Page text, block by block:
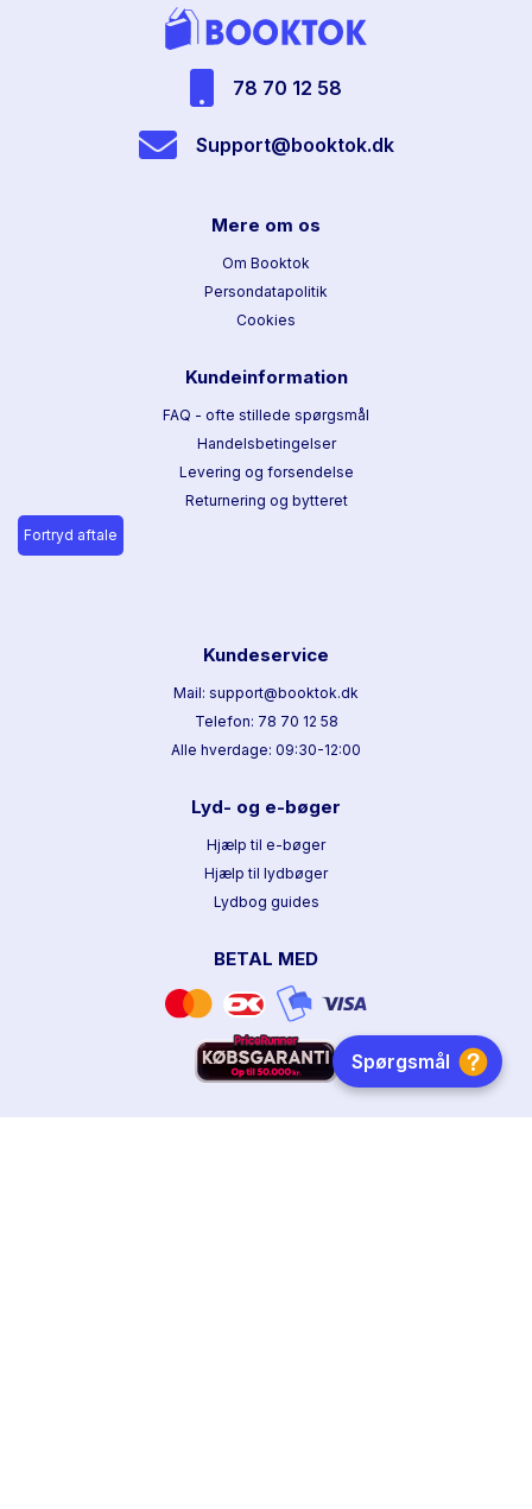
78 70 12 58
Support@booktok.dk
Mere om os
Om Booktok
Persondatapolitik
Cookies
Kundeinformation
FAQ - ofte stillede spørgsmål
Handelsbetingelser
Levering og forsendelse
Returnering og bytteret
Fortryd aftale
Kundeservice
Mail: support@booktok.dk
Telefon: 78 70 12 58
Alle hverdage: 09:30-12:00
Lyd- og e-bøger
Hjælp til e-bøger
Hjælp til lydbøger
Lydbog guides
BETAL MED